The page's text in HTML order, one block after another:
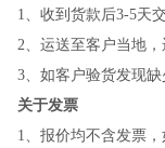
1、收到货款后3-5天
2、运送至客户当地
3、如客户验货发现
关于发票
1、报价均不含发票